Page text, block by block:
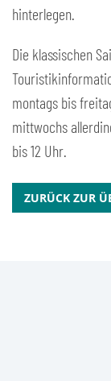
hinterlegen.
Die klassischen
montags bis
mittwochs
bis 12 Uhr.
ZURÜCK ZUR